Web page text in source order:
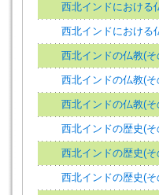
西北インドにおける
西北インドにおける
西北インドの仏教(そ
西北インドの仏教(そ
西北インドの仏教(そ
西北インドの歴史(そ
西北インドの歴史(そ
西北インドの歴史(そ